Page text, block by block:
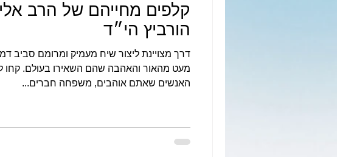
קלפים מחייהם של הרב אלי
הורביץ הי״ד
דרך מצויינת ליצור שיח מעמיק ומרומם סביב
מעט מהאור והאהבה שהם השאירו בעולם. קחו
האנשים שאתם אוהבים, משפחה חברים...